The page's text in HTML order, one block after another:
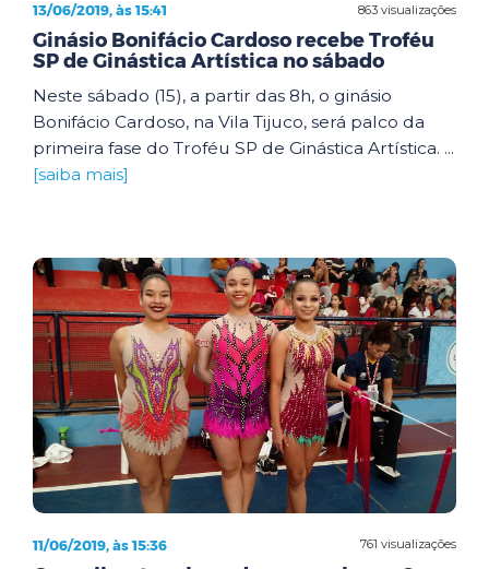
863 visualizações
13/06/2019, às 15:41
Ginásio Bonifácio Cardoso recebe Troféu
SP de Ginástica Artística no sábado
Neste sábado (15), a partir das 8h, o ginásio
Bonifácio Cardoso, na Vila Tijuco, será palco da
primeira fase do Troféu SP de Ginástica Artística. ...
[saiba mais]
761 visualizações
11/06/2019, às 15:36